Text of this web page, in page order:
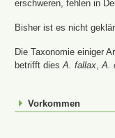
erschweren, fehlen in
Bisher ist es nicht
Die Taxonomie einiger
betrifft diesA. fallax,A.
Vorkommen